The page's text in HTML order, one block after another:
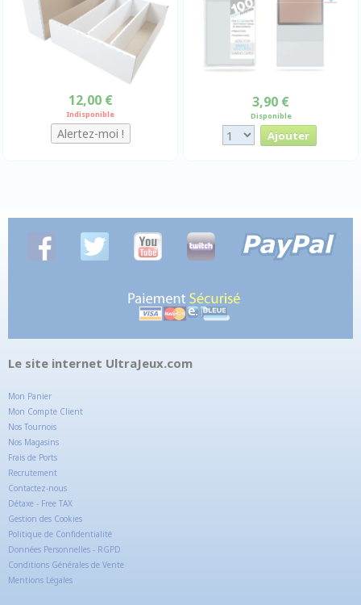
12,00 €
Indisponible
3,90 €
Disponible
Le site internet UltraJeux.com
Mon Panier
Mon Compte Client
Nos Tournois
Nos Magasins
Frais de Ports
Recrutement
Contactez-nous
Détaxe - Free TAX
Gestion des Cookies
Politique de Confidentialité
Données Personnelles - RGPD
Conditions Générales de Vente
Mentions Légales